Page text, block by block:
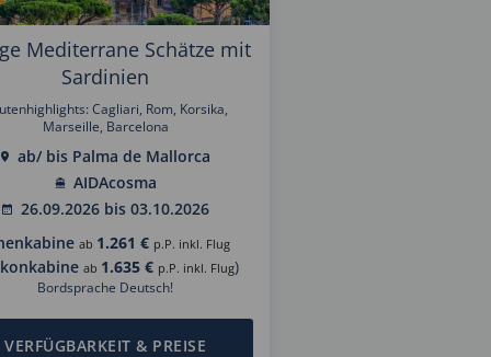
Mediterrane Schätze mit
Sardinien
Cagliari, Rom, Korsika,
Marseille, Barcelona
ab/ bis Palma de Mallorca
AIDAcosma
26.09.2026 bis 03.10.2026
ab 1.261 € p.P. inkl. Flug
ab 1.635 € p.P. inkl. Flug)
Bordsprache Deutsch!
VERFÜGBARKEIT & PREISE